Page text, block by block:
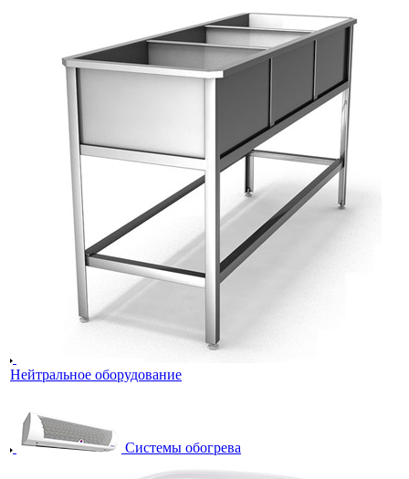
Нейтральное оборудование
Системы обогрева